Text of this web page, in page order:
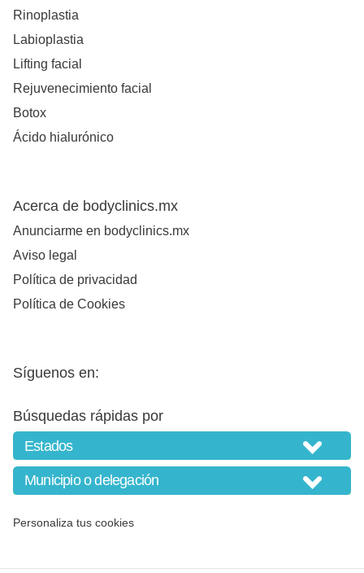
Rinoplastia
Labioplastia
Lifting facial
Rejuvenecimiento facial
Botox
Ácido hialurónico
Acerca de bodyclinics.mx
Anunciarme en bodyclinics.mx
Aviso legal
Política de privacidad
Política de Cookies
Síguenos en:
Búsquedas rápidas por
Personaliza tus cookies